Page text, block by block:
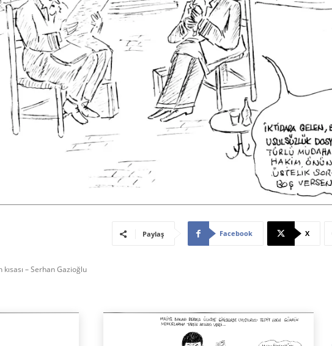
Paylaş Facebook X
kısası – Serhan Gazioğlu